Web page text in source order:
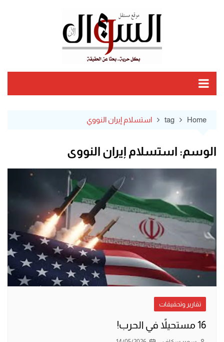
Home
tag استسلام إيران النووي
الوسم: استسلام إيران النووي
تقارير وتحقيقات
16 مستحيلاً في الحرب!